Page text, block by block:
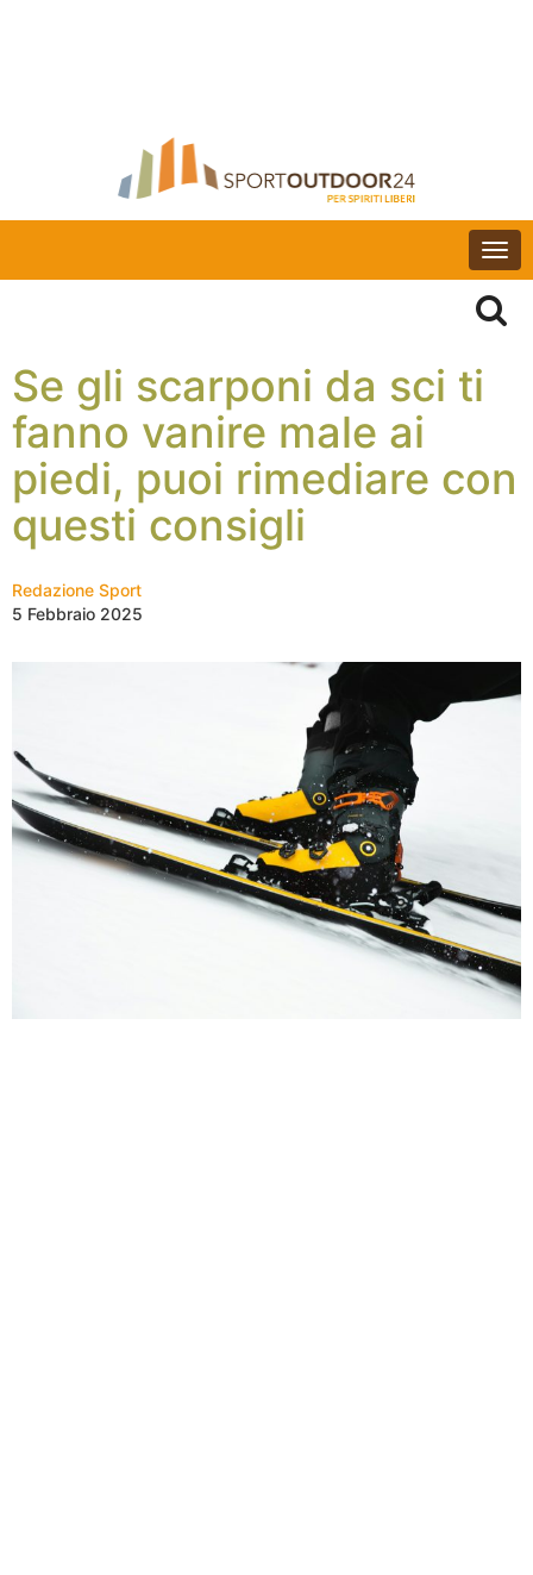
Se gli scarponi da sci ti
fanno vanire male ai
piedi, puoi rimediare con
questi consigli
Redazione Sport
5 Febbraio 2025